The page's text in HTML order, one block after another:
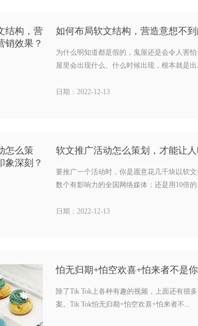
为什么明知道都是假的，鬼屋还是会令人害
屋里会出现什么、什么时候出现，根本就是出
日期：2022-12-13
软文推广活动怎么策划，才能让
要推广一个活动时，你是愿意花几千块以软
数个有影响力的全国网络媒体；还是用10倍的
日期：2022-12-13
除了Tik Tok上各种有趣的视频，上面还有很
案。Tik Tok怕无归期+怕空欢喜+怕来者不...